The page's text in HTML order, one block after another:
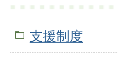
支援制度